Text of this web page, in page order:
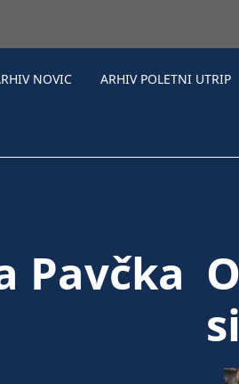
NOVIC ARHIV POLETNI UTRIP
Pavčka